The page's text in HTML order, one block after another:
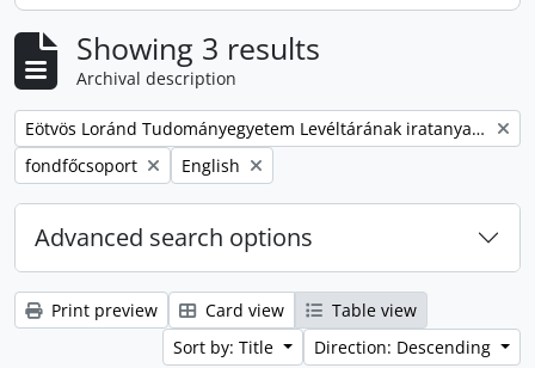
Showing 3 results
Archival description
Remove filter:
Eötvös Loránd Tudományegyetem Levéltárának iratanyaga
Remove filter:
fondfőcsoport Remove filter:
English
Advanced search options
Print preview Card view
Table view
Sort by: Title
Direction: Descending